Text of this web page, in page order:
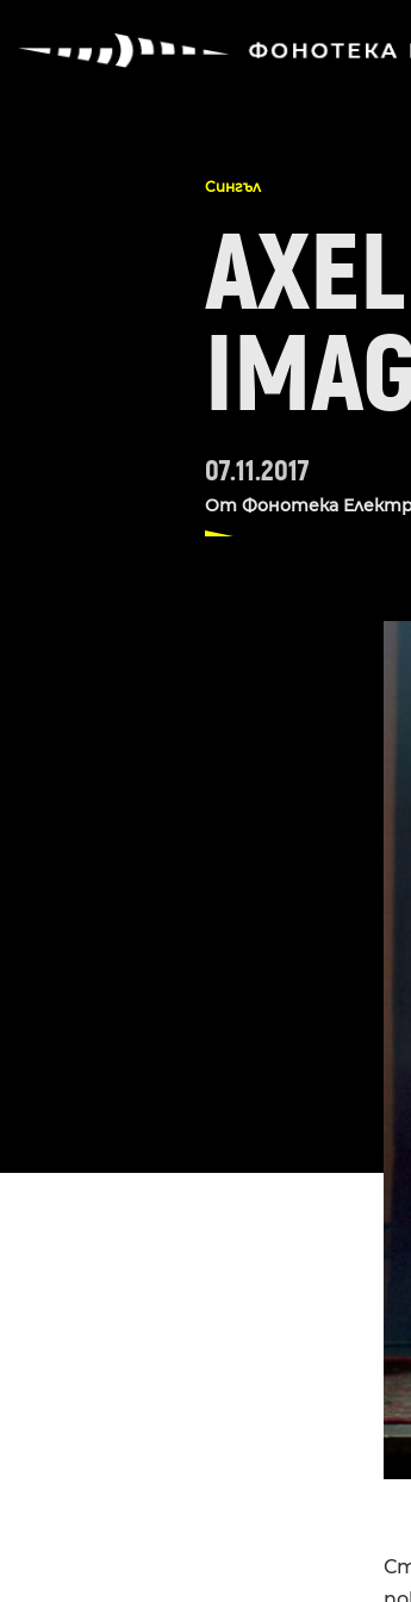
Сингъл
07.11.2017
От Фонотека